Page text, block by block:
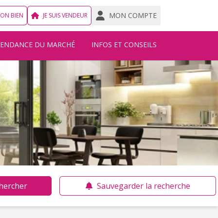
BIEN JE SUIS VENDEUR MON COMPTE
DU MARCHÉ INFOS ET CONSEILS
Sauvegarder la recherche